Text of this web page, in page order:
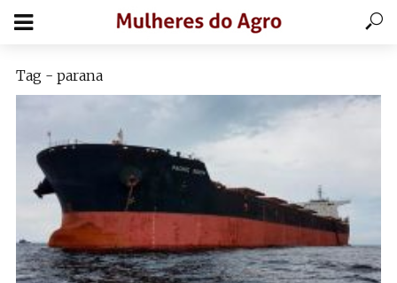
Tag - parana